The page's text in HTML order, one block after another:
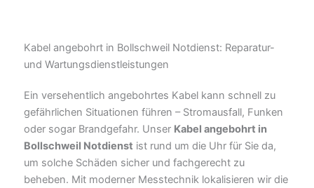
Kabel angebohrt in Bollschweil Notdienst: Reparatur-
und Wartungsdienstleistungen
Ein versehentlich angebohrtes Kabel kann schnell zu
gefährlichen Situationen führen – Stromausfall, Funken
oder sogar Brandgefahr. Unser Kabel angebohrt in
Bollschweil Notdienst ist rund um die Uhr für Sie da,
um solche Schäden sicher und fachgerecht zu
beheben. Mit moderner Messtechnik lokalisieren wir die